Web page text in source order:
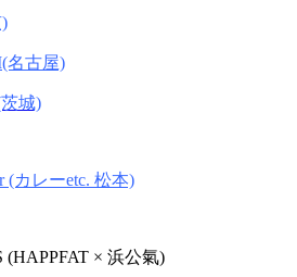
名古屋)
茨城)
(カレーetc. 松本)
(HAPPFAT × 浜公氣)